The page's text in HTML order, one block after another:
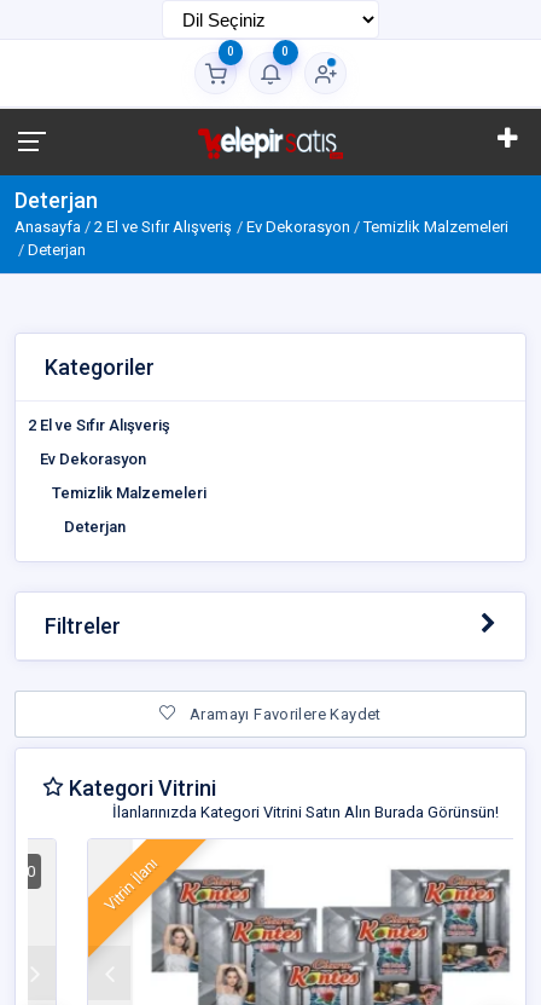
0 0
Deterjan
Anasayfa 2 El ve Sıfır Alışveriş Ev Dekorasyon
Temizlik Malzemeleri
Deterjan
Kategoriler
2 El ve Sıfır Alışveriş
Ev Dekorasyon
Temizlik Malzemeleri
Deterjan
Filtreler
Aramayı Favorilere Kaydet
Kategori Vitrini
İlanlarınızda Kategori Vitrini Satın Alın Burada Görünsün!
Vitrin İlanı ₺79,0